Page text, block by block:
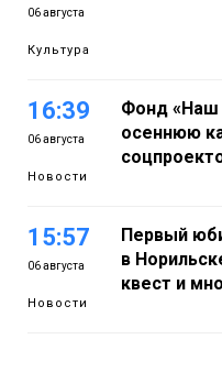
06 августа
Культура
16:39
06 августа
Новости
Фонд «Наш
осеннюю
15:57
06 августа
Новости
Первый
в
квест и